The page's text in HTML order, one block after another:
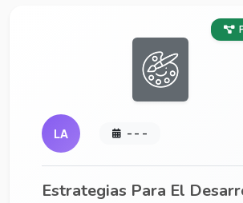
LA - - -
Estrategias Para El